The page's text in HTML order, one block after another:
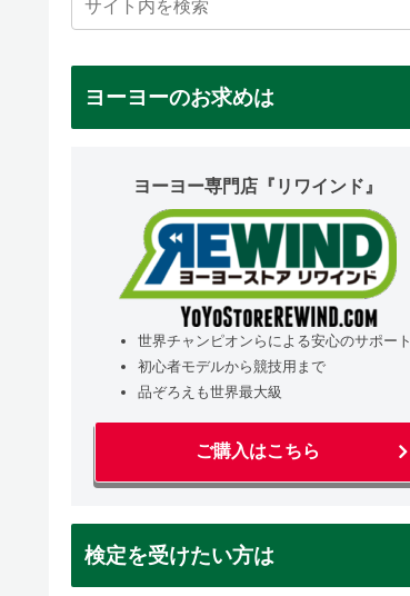
ヨーヨーのお求めは
ヨーヨー専門店『リワインド』
世界チャンピオンらによる安心のサポート
初心者モデルから競技用まで
品ぞろえも世界最大級
ご購入はこちら
検定を受けたい方は